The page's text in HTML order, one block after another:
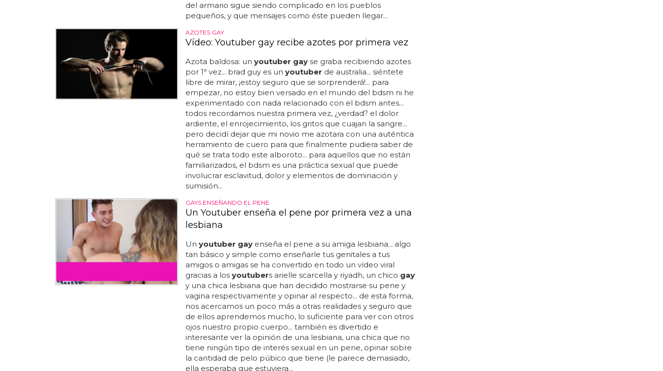
del armario sigue siendo complicado en los pueblos
pequeños, y que mensajes como éste pueden llegar...
AZOTES GAY
Vídeo: Youtuber gay recibe azotes por primera vez
Azota baldosa: un youtuber gayse graba recibiendo azotes
por 1ª vez... brad guy es un youtuber de australia... siéntete
libre de mirar, ¡estoy seguro que se sorprenderá!... para
empezar, no estoy bien versado en el mundo del bdsm ni he
experimentado con nada relacionado con el bdsm antes...
todos recordamos nuestra primera vez, ¿verdad? el dolor
ardiente, el enrojecimiento, los gritos que cuajan la sangre...
pero decidí dejar que mi novio me azotara con una auténtica
herramiento de cuero para que finalmente pudiera saber de
qué se trata todo este alboroto... para aquellos que no están
familiarizados, el bdsm es una práctica sexual que puede
involucrar esclavitud, dolor y elementos de dominación y
sumisión...
GAYS ENSEÑANDO EL PENE
Un Youtuber enseña el pene por primera vez a una
lesbiana
Un youtuber gayenseña el pene a su amiga lesbiana... algo
tan básico y simple como enseñarle tus genitales a tus
amigos o amigas se ha convertido en todo un vídeo viral
gracias a los youtubers arielle scarcella y riyadh, un chico gay
y una chica lesbiana que han decidido mostrarse su pene y
vagina respectivamente y opinar al respecto... de esta forma,
nos acercamos un poco más a otras realidades y seguro que
de ellos aprendemos mucho, lo suficiente para ver con otros
ojos nuestro propio cuerpo... también es divertido e
interesante ver la opinión de una lesbiana, una chica que no
tiene ningún tipo de interés sexual en un pene, opinar sobre
la cantidad de pelo púbico que tiene (le parece demasiado,
ella esperaba que estuviera...